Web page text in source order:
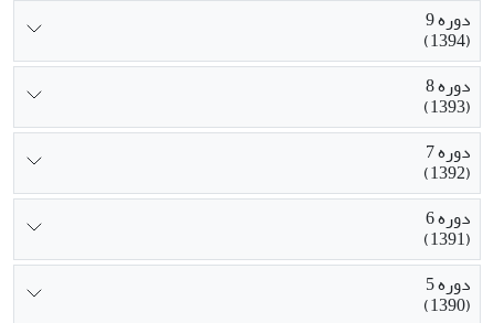
دوره 9
(1394)
دوره 8
(1393)
دوره 7
(1392)
دوره 6
(1391)
دوره 5
(1390)